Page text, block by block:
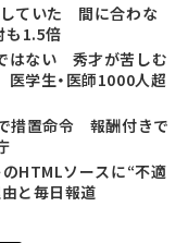
していた 間に合わな
も1.5倍
はない 秀才が苦しむ
学生・医師1000人超
措置命令 報酬付きで
HTMLソースに“不適
と毎日報道